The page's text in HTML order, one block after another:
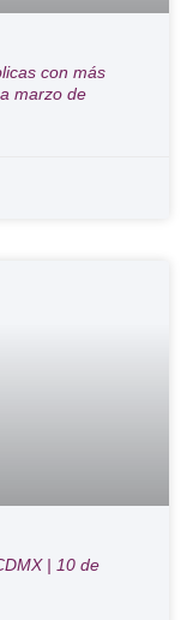
con más
marzo de
| 10 de